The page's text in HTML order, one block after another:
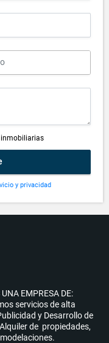
y privacidad
EMPRESA DE:
servicios de alta
y Desarrollo de
de propiedades,